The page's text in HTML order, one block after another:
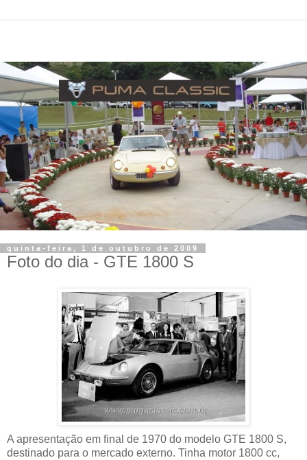
quinta-feira, 1 de outubro de 2009
Foto do dia - GTE 1800 S
A apresentação em final de 1970 do modelo GTE 1800 S,
destinado para o mercado externo. Tinha motor 1800 cc,